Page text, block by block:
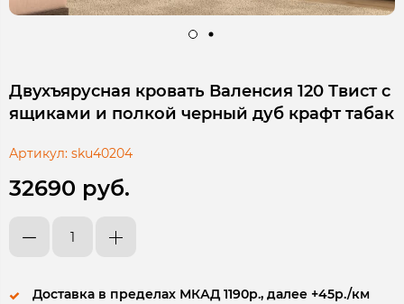
Двухъярусная кровать Валенсия 120 Твист с
ящиками и полкой черный дуб крафт табак
Артикул: sku40204
32690 руб.
Доставка в пределах МКАД 1190р., далее +45р./км